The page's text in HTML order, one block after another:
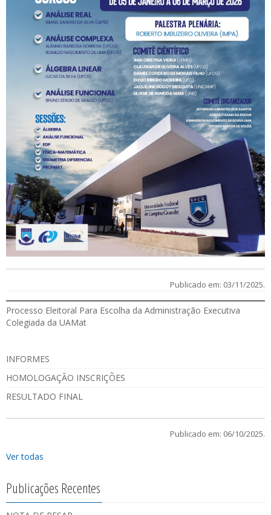
Publicado em: 03/11/2025.
Processo Eleitoral Para Escolha da Administração Executiva
Colegiada da UAMat
INFORMES
HOMOLOGAÇÃO INSCRIÇÕES
RESULTADO FINAL
Publicado em: 06/10/2025.
Ver todas
Publicações Recentes